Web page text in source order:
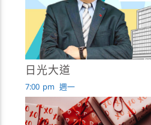
日光大道
7:00 pm 週一